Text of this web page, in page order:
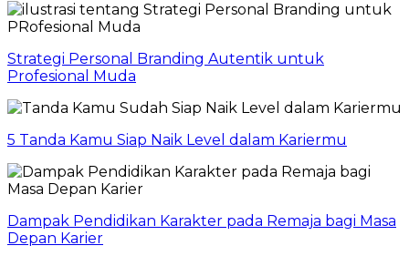
Strategi Personal Branding Autentik untuk
Profesional Muda
5 Tanda Kamu Siap Naik Level dalam Kariermu
Dampak Pendidikan Karakter pada Remaja bagi Masa
Depan Karier